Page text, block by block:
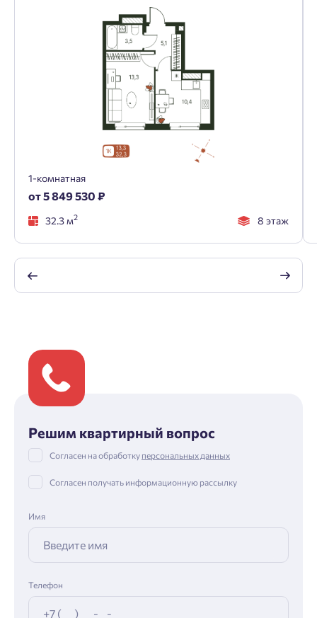
1-комнатная
от 5 849 530 ₽
32.3 м2 8 этаж
Решим квартирный вопрос
Согласен на обработку персональных данных
Согласен получать информационную рассылку
Имя
Телефон